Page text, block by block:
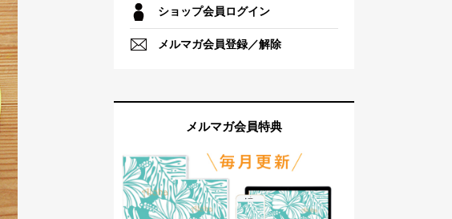
ショップ会員ログイン
メルマガ会員登録／解除
メルマガ会員特典